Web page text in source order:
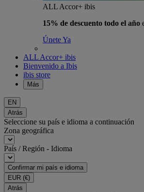
ALL Accor+ ibis
15% de descuento todo el año
Únete Ya
ALL Accor+ ibis
Bienvenido a Ibis
ibis store
Más
EN
Atrás
Seleccione su país e idioma a continuación
Zona geográfica
País / Región - Idioma
Confirmar mi país e idioma
EUR (€)
Atrás